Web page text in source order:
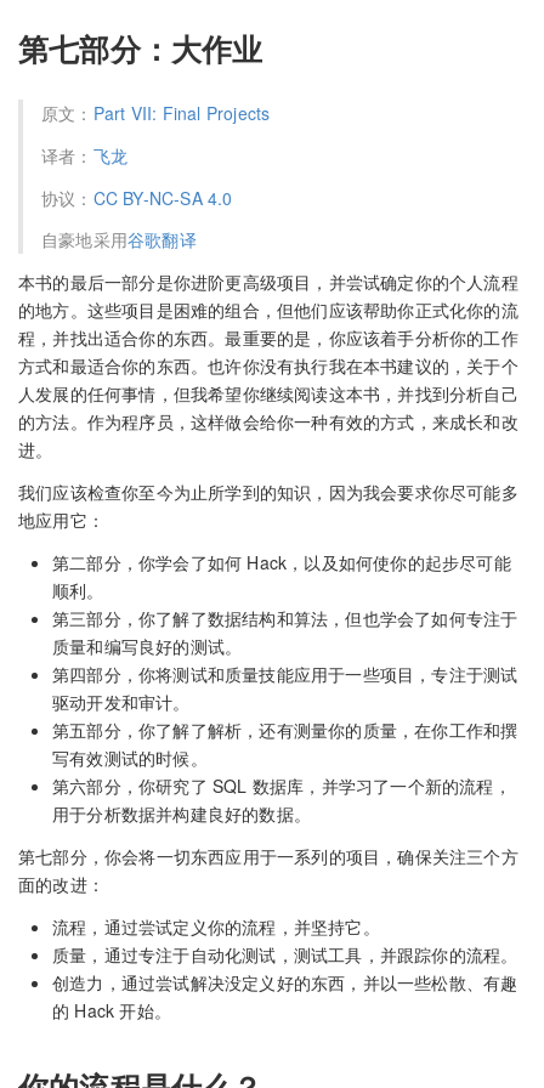
第七部分：大作业
原文： Part VII: Final Projects
译者： 飞龙
协议： CC BY-NC-SA 4.0
自豪地采用谷歌翻译
本书的最后一部分是你进阶更高级项目，并尝试确定你的个人流程
的地方。这些项目是困难的组合，但他们应该帮助你正式化你的流
程，并找出适合你的东西。最重要的是，你应该着手分析你的工作
方式和最适合你的东西。也许你没有执行我在本书建议的，关于个
人发展的任何事情，但我希望你继续阅读这本书，并找到分析自己
的方法。作为程序员，这样做会给你一种有效的方式，来成长和改
进。
我们应该检查你至今为止所学到的知识，因为我会要求你尽可能多
地应用它：
第二部分，你学会了如何 Hack，以及如何使你的起步尽可能
顺利。
第三部分，你了解了数据结构和算法，但也学会了如何专注于
质量和编写良好的测试。
第四部分，你将测试和质量技能应用于一些项目，专注于测试
驱动开发和审计。
第五部分，你了解了解析，还有测量你的质量，在你工作和撰
写有效测试的时候。
第六部分，你研究了 SQL 数据库，并学习了一个新的流程，
用于分析数据并构建良好的数据。
第七部分，你会将一切东西应用于一系列的项目，确保关注三个方
面的改进：
流程，通过尝试定义你的流程，并坚持它。
质量，通过专注于自动化测试，测试工具，并跟踪你的流程。
创造力，通过尝试解决没定义好的东西，并以一些松散、有趣
的 Hack 开始。